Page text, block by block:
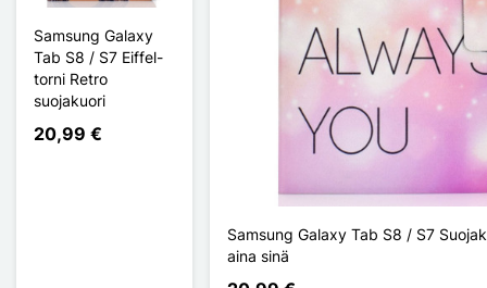
Samsung Galaxy
Tab S8 / S7 Eiffel-
torni Retro
suojakuori
20,99 €
Samsung Galaxy Tab S8 / S7
aina sinä